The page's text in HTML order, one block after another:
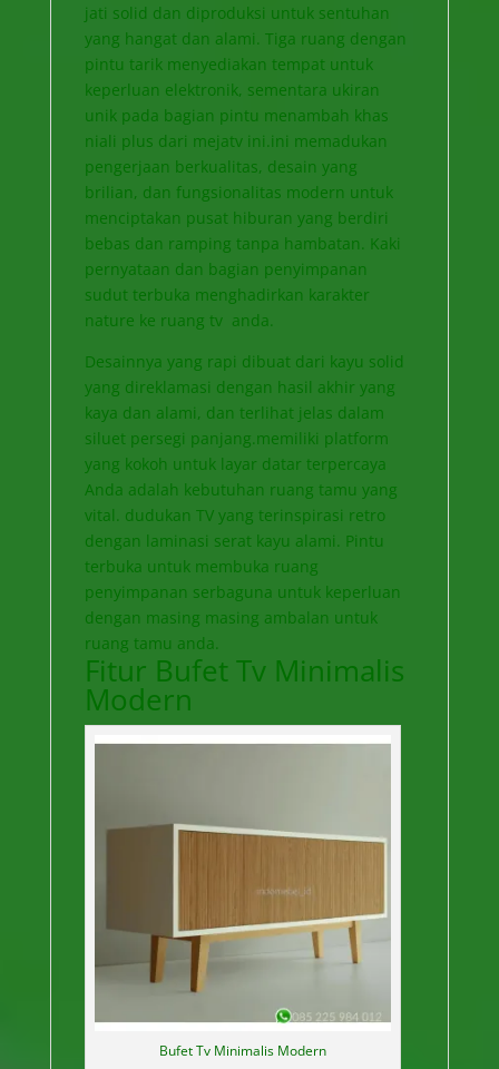
jati solid dan diproduksi untuk sentuhan
yang hangat dan alami. Tiga ruang dengan
pintu tarik menyediakan tempat untuk
keperluan elektronik, sementara ukiran
unik pada bagian pintu menambah khas
niali plus dari mejatv ini.ini memadukan
pengerjaan berkualitas, desain yang
brilian, dan fungsionalitas modern untuk
menciptakan pusat hiburan yang berdiri
bebas dan ramping tanpa hambatan. Kaki
pernyataan dan bagian penyimpanan
sudut terbuka menghadirkan karakter
nature ke ruang tv anda.
Desainnya yang rapi dibuat dari kayu solid
yang direklamasi dengan hasil akhir yang
kaya dan alami, dan terlihat jelas dalam
siluet persegi panjang.memiliki platform
yang kokoh untuk layar datar terpercaya
Anda adalah kebutuhan ruang tamu yang
vital. dudukan TV yang terinspirasi retro
dengan laminasi serat kayu alami. Pintu
terbuka untuk membuka ruang
penyimpanan serbaguna untuk keperluan
dengan masing masing ambalan untuk
ruang tamu anda.
Fitur Bufet Tv Minimalis
Modern
Bufet Tv Minimalis Modern